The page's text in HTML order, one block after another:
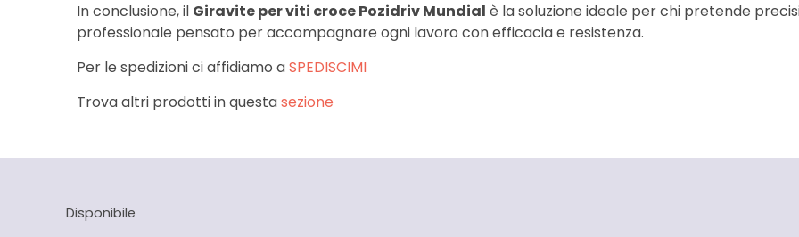
In conclusione, il Giravite per viti croce Pozidriv Mundial è la soluzione ideale per chi pretende
professionale pensato per accompagnare ogni lavoro con efficacia e resistenza.
Per le spedizioni ci affidiamo aSPEDISCIMI
Trova altri prodotti in questasezione
Disponibile